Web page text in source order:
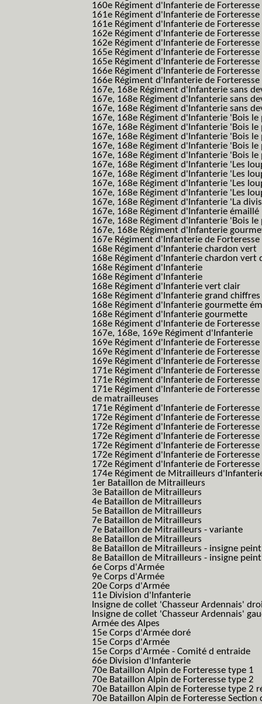
160e Régiment d'Infanterie de
161e Régiment d'Infanterie de Forteresse
161e Régiment d'Infanterie de
162e Régiment d'Infanterie de Forteresse
162e Régiment d'Infanterie de
165e Régiment d'Infanterie de Forteresse
165e Régiment d'Infanterie de Forteresse
166e Régiment d'Infanterie de Forteresse
166e Régiment d'Infanterie de Forteresse
167e, 168e Régiment d'Infanterie sans
167e, 168e Régiment d'Infanterie sans
167e, 168e Régiment d'Infanterie sans
167e, 168e Régiment d'Infanterie 'Bois
167e, 168e Régiment d'Infanterie 'Bois
167e, 168e Régiment d'Infanterie 'Bois
167e, 168e Régiment d'Infanterie 'Bois
167e, 168e Régiment d'Infanterie 'Bois
167e, 168e Régiment d'Infanterie 'Les
167e, 168e Régiment d'Infanterie 'Les
167e, 168e Régiment d'Infanterie 'Les
167e, 168e Régiment d'Infanterie 'Les
167e, 168e Régiment d'Infanterie 'La
167e, 168e Régiment d'Infanterie émaillé
167e, 168e Régiment d'Infanterie 'Bois
167e, 168e Régiment d'Infanterie
167e Régiment d'Infanterie de
168e Régiment d'Infanterie chardon vert
168e Régiment d'Infanterie chardon vert
168e Régiment d'Infanterie
168e Régiment d'Infanterie
168e Régiment d'Infanterie vert clair
168e Régiment d'Infanterie grand chiffres
168e Régiment d'Infanterie gourmette
168e Régiment d'Infanterie gourmette
168e Régiment d'Infanterie de Forteresse
167e, 168e, 169e Régiment d'Infanterie
169e Régiment d'Infanterie de Forteresse
169e Régiment d'Infanterie de
169e Régiment d'Infanterie de
171e Régiment d'Infanterie de Forteresse
171e Régiment d'Infanterie de
171e Régiment d'Infanterie de
de matrailleuses
171e Régiment d'Infanterie de
172e Régiment d'Infanterie de Forteresse
172e Régiment d'Infanterie de Forteresse
172e Régiment d'Infanterie de
172e Régiment d'Infanterie de
172e Régiment d'Infanterie de
172e Régiment d'Infanterie de
174e Régiment de Mitrailleurs
1er Bataillon de Mitrailleurs
3e Bataillon de Mitrailleurs
4e Bataillon de Mitrailleurs
5e Bataillon de Mitrailleurs
7e Bataillon de Mitrailleurs
7e Bataillon de Mitrailleurs - variante
8e Bataillon de Mitrailleurs
8e Bataillon de Mitrailleurs - insigne peint
8e Bataillon de Mitrailleurs - insigne
6e Corps d'Armée
9e Corps d'Armée
20e Corps d'Armée
11e Division d'Infanterie
Insigne de collet 'Chasseur Ardennais'
Insigne de collet 'Chasseur Ardennais'
Armée des Alpes
15e Corps d'Armée doré
15e Corps d'Armée
15e Corps d'Armée - Comité d entraide
66e Division d'Infanterie
70e Bataillon Alpin de Forteresse type 1
70e Bataillon Alpin de Forteresse type 2
70e Bataillon Alpin de Forteresse type 2
70e Bataillon Alpin de Forteresse